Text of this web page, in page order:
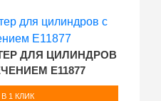
ДЛЯ ЦИЛИНДРОВ
E11877
1 КЛИК